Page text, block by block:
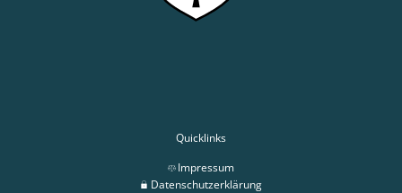
Quicklinks
Impressum
Datenschutzerklärung